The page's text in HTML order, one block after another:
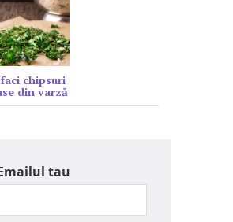
chipsuri
din varză
tau